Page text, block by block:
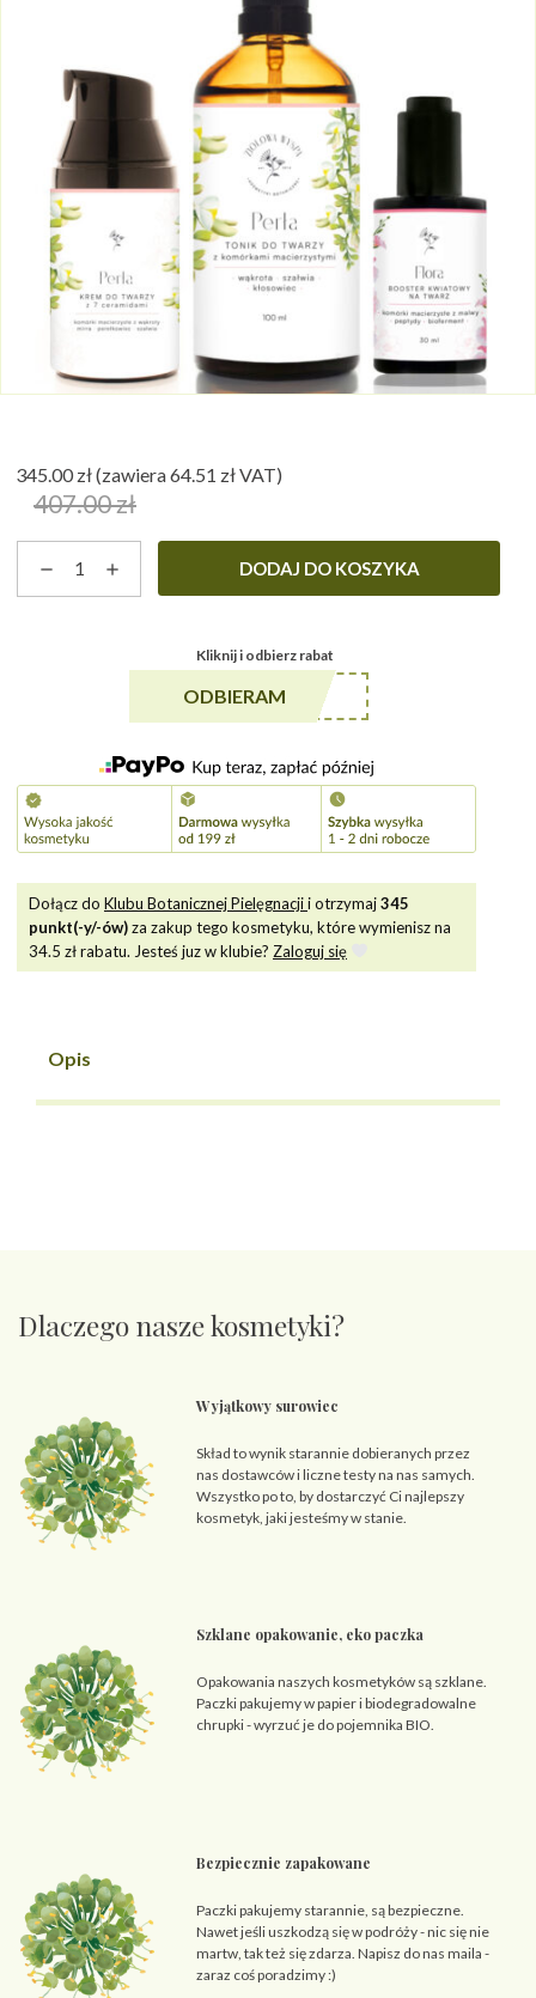
407.00zł
345.00 zł(zawiera64.51 złVAT)
DODAJ DO KOSZYKA
Kliknij i odbierz rabat
ODBIERAM
******A5
Dołącz do Klubu Botanicznej Pielęgnacjii otrzymaj345
punkt(-y/-ów)za zakup tego kosmetyku, które wymienisz na
34.5 zł rabatu. Jesteś juz w klubie? Zaloguj się
Opis
Dlaczego nasze kosmetyki?
Wyjątkowy surowiec
Skład to wynik starannie dobieranych przez
nas dostawców i liczne testy na nas samych.
Wszystko po to, by dostarczyć Ci najlepszy
kosmetyk, jaki jesteśmy w stanie.
Szklane opakowanie, eko paczka
Opakowania naszych kosmetyków są szklane.
Paczki pakujemy w papier i biodegradowalne
chrupki - wyrzuć je do pojemnika BIO.
Bezpiecznie zapakowane
Paczki pakujemy starannie, są bezpieczne.
Nawet jeśli uszkodzą się w podróży - nic się nie
martw, tak też się zdarza. Napisz do nas maila -
zaraz coś poradzimy :)